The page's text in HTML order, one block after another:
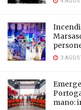
3
mano: